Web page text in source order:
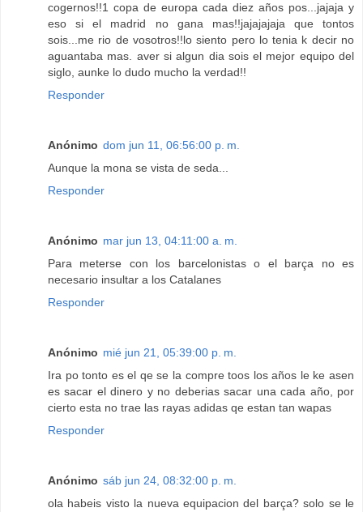
cogernos!!1 copa de europa cada diez años pos...jajaja y
eso si el madrid no gana mas!!jajajajaja que tontos
sois...me rio de vosotros!!lo siento pero lo tenia k decir no
aguantaba mas. aver si algun dia sois el mejor equipo del
siglo, aunke lo dudo mucho la verdad!!
Responder
Anónimo dom jun 11, 06:56:00 p. m.
Aunque la mona se vista de seda...
Responder
Anónimo mar jun 13, 04:11:00 a. m.
Para meterse con los barcelonistas o el barça no es
necesario insultar a los Catalanes
Responder
Anónimo mié jun 21, 05:39:00 p. m.
Ira po tonto es el qe se la compre toos los años le ke asen
es sacar el dinero y no deberias sacar una cada año, por
cierto esta no trae las rayas adidas qe estan tan wapas
Responder
Anónimo sáb jun 24, 08:32:00 p. m.
ola habeis visto la nueva equipacion del barça? solo se le